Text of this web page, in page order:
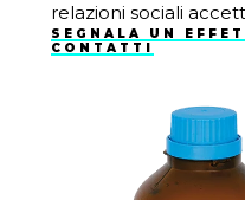
relazioni sociali
SEGNALA UN
CONTATTI